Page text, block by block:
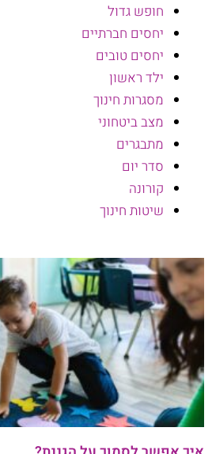
חופש גדול
יחסים חברתיים
יחסים טובים
ילד ראשון
מסגרות חינוך
מצב ביטחוני
מתבגרים
סדר יום
קורונה
שיטות חינוך